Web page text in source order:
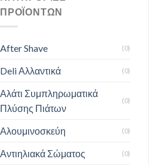
ΠΡΟΪΌΝΤΩΝ
After Shave (0)
Deli Αλλαντικά (0)
Αλάτι Συμπληρωματικά
Πλύσης Πιάτων
(0)
Αλουμινοσκεύη (0)
Αντιηλιακά Σώματος (0)